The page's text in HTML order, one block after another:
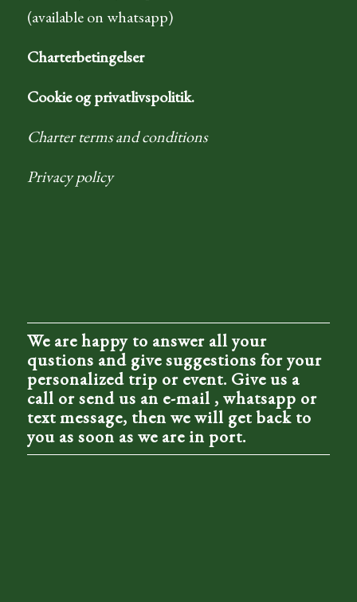
(available on whatsapp)
Charterbetingelser
Cookie og privatlivspolitik.
Charter terms and conditions
Privacy policy
We are happy to answer all your
qustions and give suggestions for your
personalized trip or event. Give us a
call or send us an e-mail , whatsapp or
text message, then we will get back to
you as soon as we are in port.